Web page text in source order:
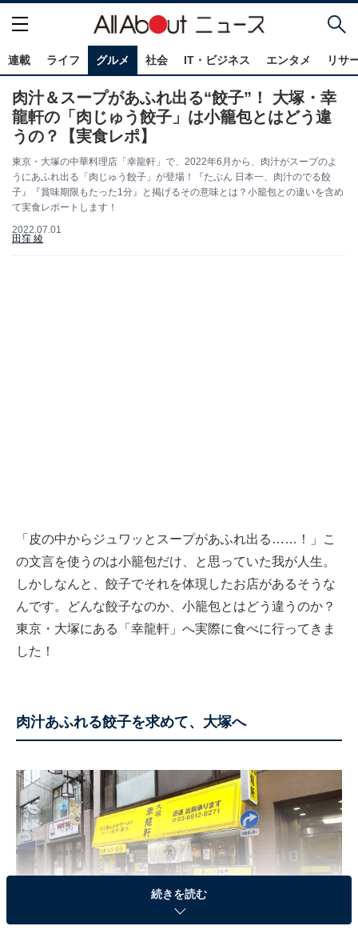
連載 ライフ グルメ 社会 IT・ビジネス エンタメ リサ
肉汁＆スープがあふれ出る“餃子”！ 大塚・幸
龍軒の「肉じゅう餃子」は小籠包とはどう違
うの？【実食レポ】
東京・大塚の中華料理店「幸龍軒」で、2022年6月から、肉汁がスープのよ
うにあふれ出る「肉じゅう餃子」が登場！『たぶん 日本一、肉汁のでる餃
子』『賞味期限もたった1分』と掲げるその意味とは？小籠包との違いを含め
て実食レポートします！
2022.07.01
田窪 綾
「皮の中からジュワッとスープがあふれ出る……！」こ
の文言を使うのは小籠包だけ、と思っていた我が人生。
しかしなんと、餃子でそれを体現したお店があるそうな
んです。どんな餃子なのか、小籠包とはどう違うのか？
東京・大塚にある「幸龍軒」へ実際に食べに行ってきま
した！
肉汁あふれる餃子を求めて、大塚へ
続きを読む